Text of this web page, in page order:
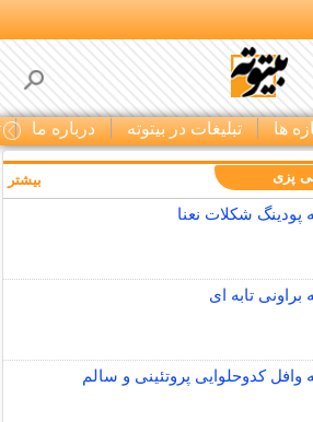
ها تبلیغات در بیتوته درباره ما
پزی
پودینگ شکلات نعنا
براونی تابه ای
وافل کدوحلوایی پروتئینی و سالم
بیشتر